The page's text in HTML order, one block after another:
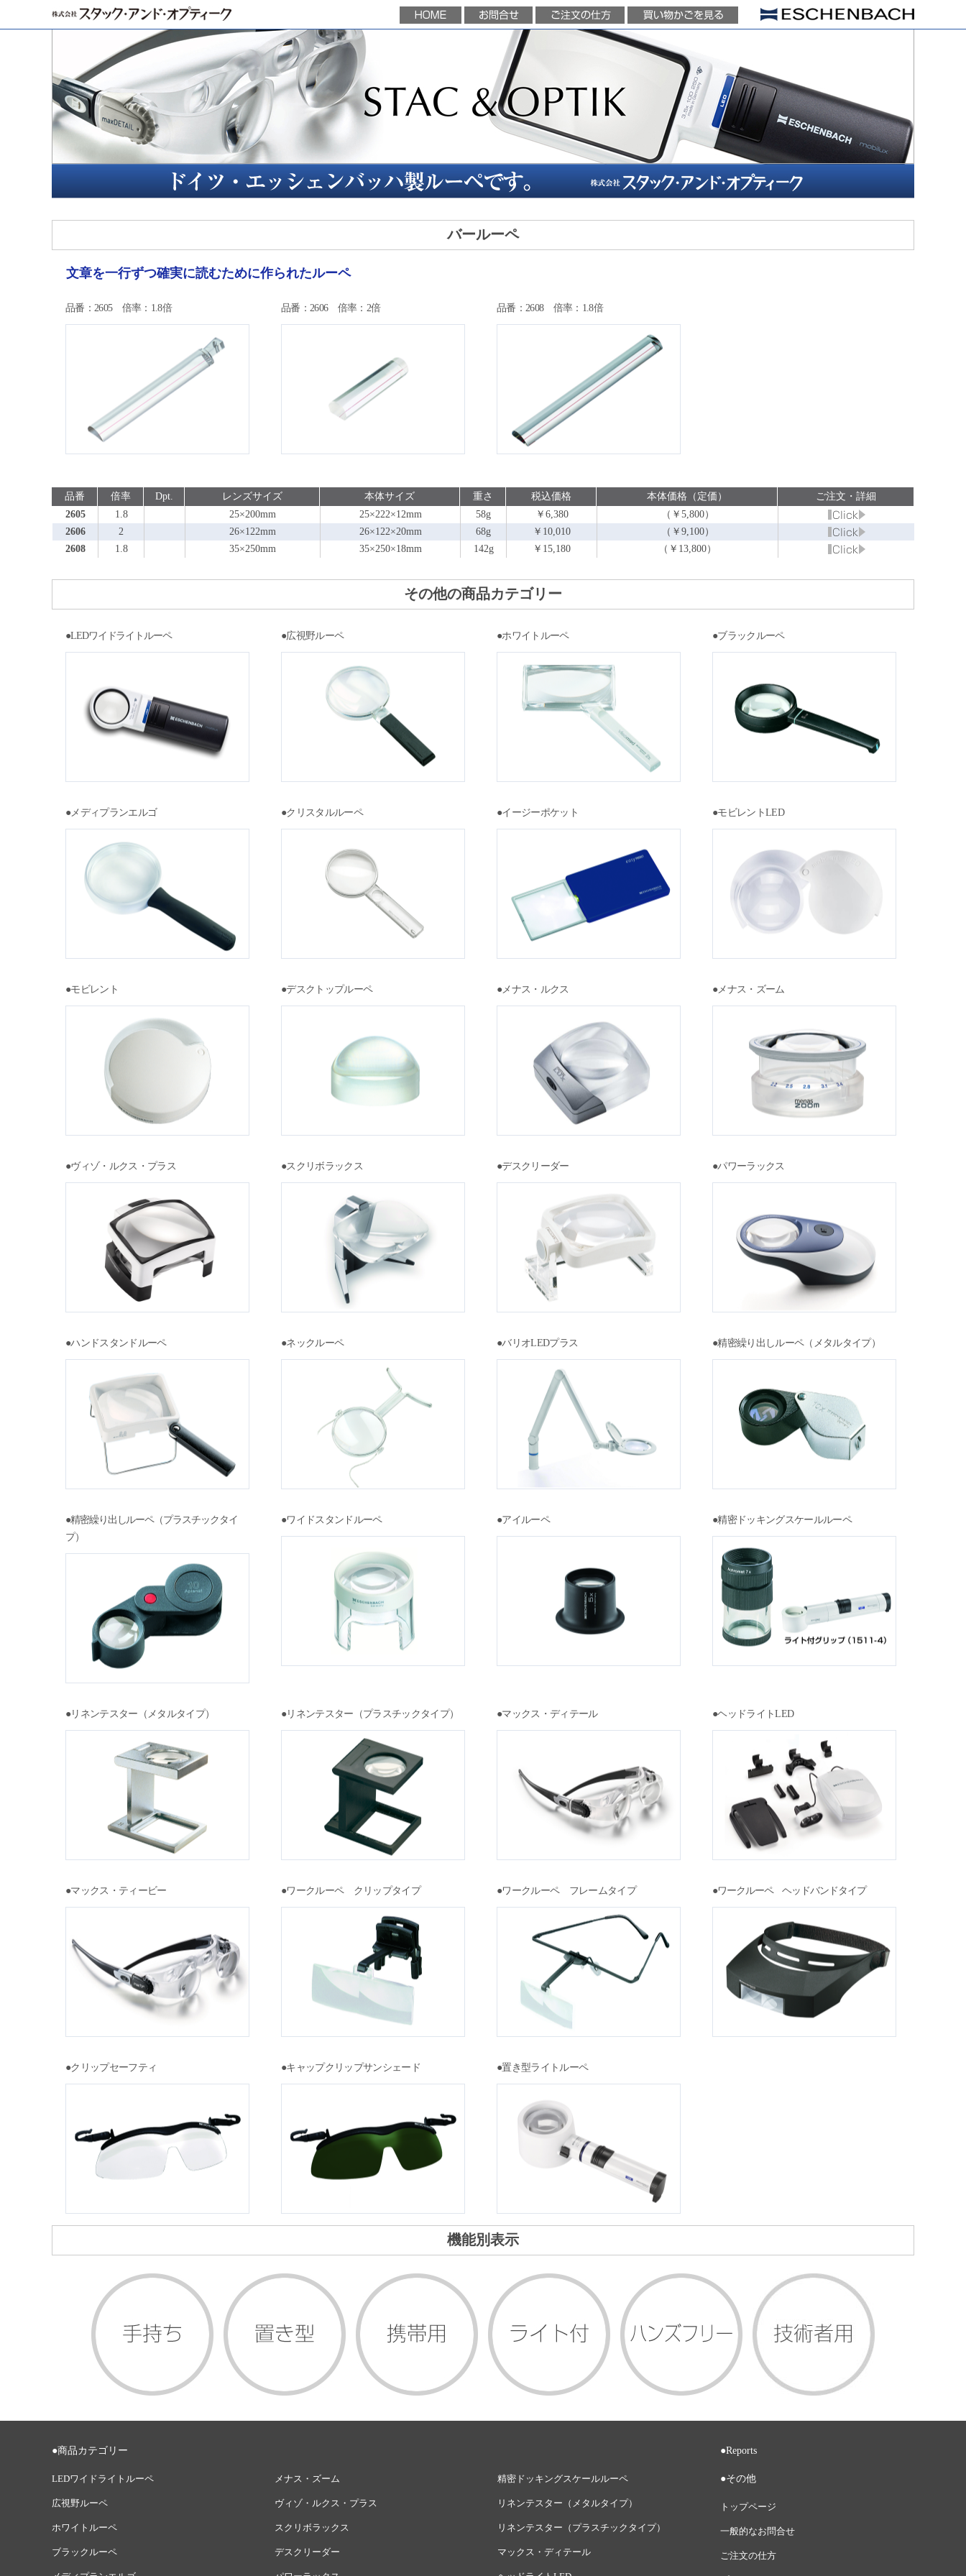
バールーペ
文章を一行ずつ確実に読むために作られたルーペ
品番：2605 倍率：1.8倍 品番：2606 倍率：2倍 品番：2608 倍率：1.8倍
品番 倍率 Dpt. レンズサイズ 本体サイズ 重さ 税込価格 本体価格（定価）
ご注文・詳細
2605
1.8 25×200mm 25×222×12mm 58g ￥6,380
（￥5,800）
2606
2 26×122mm 26×122×20mm 68g ￥10,010
（￥9,100）
2608
1.8 35×250mm 35×250×18mm 142g ￥15,180 （￥13,800）
その他の商品カテゴリー
●LEDワイドライトルーペ ●広視野ルーペ ●ホワイトルーペ ●ブラックルーペ
●メディプランエルゴ ●クリスタルルーペ ●イージーポケット ●モビレントLED
●モビレント ●デスクトップルーペ ●メナス・ルクス ●メナス・ズーム
●ヴィゾ・ルクス・プラス ●スクリボラックス ●デスクリーダー ●パワーラックス
●ハンドスタンドルーペ ●ネックルーペ ●バリオLEDプラス ●精密繰り出しルーペ（メタルタイプ）
●精密繰り出しルーペ（プラスチックタイ
プ）
●ワイドスタンドルーペ ●アイルーペ ●精密ドッキングスケールルーペ
●リネンテスター（メタルタイプ） ●リネンテスター（プラスチックタイプ） ●マックス・ディテール ●ヘッドライトLED
●マックス・ティービー ●ワークルーペ クリップタイプ ●ワークルーペ フレームタイプ ●ワークルーペ ヘッドバンドタイプ
●クリップセーフティ ●キャップクリップサンシェード ●置き型ライトルーペ
機能別表示
●商品カテゴリー
LEDワイドライトルーペ
広視野ルーペ
ホワイトルーペ
ブラックルーペ
メナス・ズーム
ヴィゾ・ルクス・プラス
スクリボラックス
デスクリーダー
精密ドッキングスケールルーペ
リネンテスター（メタルタイプ）
リネンテスター（プラスチックタイプ）
マックス・ディテール
●Reports
●その他
トップページ
一般的なお問合せ
ご注文の仕方